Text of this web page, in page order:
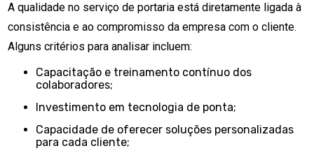
A qualidade no serviço de portaria está diretamente ligada à
consistência e ao compromisso da empresa com o cliente.
Alguns critérios para analisar incluem:
Capacitação e treinamento contínuo dos
colaboradores;
Investimento em tecnologia de ponta;
Capacidade de oferecer soluções personalizadas
para cada cliente;